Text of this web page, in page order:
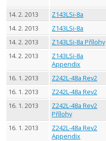
14. 2. 2013
Z143LSi-8a
14. 2. 2013
Z143LSi-8a
14. 2. 2013
Z143LSi-8a Přílohy
14. 2. 2013
Z143LSi-8a
Appendix
16. 1. 2013 Z242L-48a Rev2
16. 1. 2013
Z242L-48a Rev2
16. 1. 2013
Z242L-48a Rev2
Přílohy
16. 1. 2013
Z242L-48a Rev2
Appendix